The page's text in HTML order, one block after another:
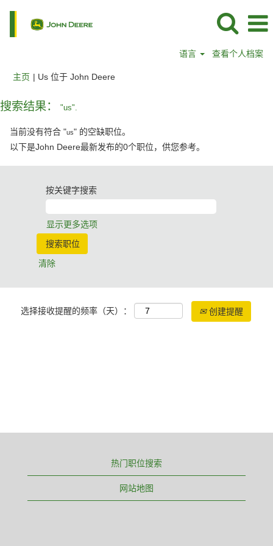
语言 查看个人档案
主页 | Us 位于 John Deere（当
搜索结果： "us".
当前没有符合 "us" 的空缺职位。
以下是John Deere最新发布的0个职位，供您参考。
按关键字搜索
显示更多选项
清除
选择接收提醒的频率（天）： 创建提醒
热门职位搜索
网站地图